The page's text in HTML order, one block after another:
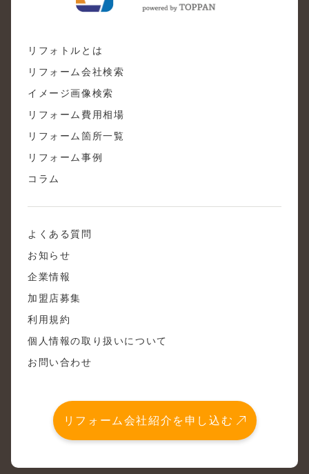
リフォトルとは
リフォーム会社検索
イメージ画像検索
リフォーム費用相場
リフォーム箇所一覧
リフォーム事例
コラム
よくある質問
お知らせ
企業情報
加盟店募集
利用規約
個人情報の取り扱いについて
お問い合わせ
リフォーム会社紹介を申し込む